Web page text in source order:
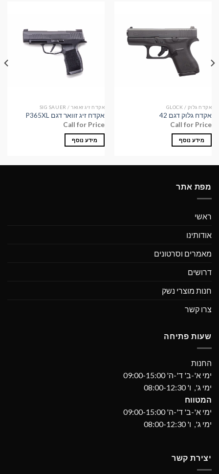
אקדח גלוק / GLOCK
אקדח גלוק דגם 42
Call for Price
מידע נוסף
אקדח זיג זאואר / SIG SAUER
אקדח זיג זוואר דגם P365XL
Call for Price
מידע נוסף
מפת אתר
ראשי
אודותינו
מאמרים וסרטונים
דרושים
חנות מוצרי נשק
צרו קשר
שעות פתיחה
החנות
ימי א'-ב' ד'-ה' 09:00-15:00
ימי ג', ו' 08:00-12:30
המטווח
ימי א'-ב' ד'-ה' 09:00-15:00
ימי ג', ו' 08:00-12:30
יצירת קשר